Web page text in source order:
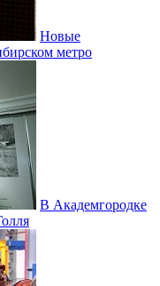
Новые
метро
В Академгородке